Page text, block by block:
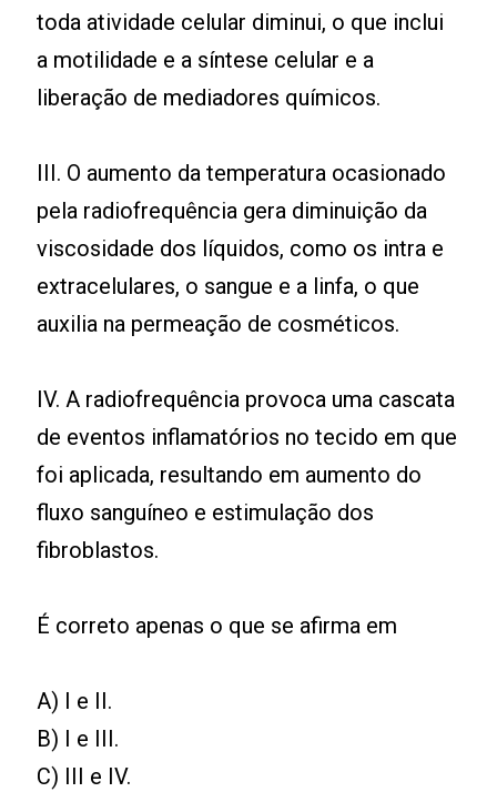
toda atividade celular diminui, o que inclui
a motilidade e a síntese celular e a
liberação de mediadores químicos.
III. O aumento da temperatura ocasionado
pela radiofrequência gera diminuição da
viscosidade dos líquidos, como os intra e
extracelulares, o sangue e a linfa, o que
auxilia na permeação de cosméticos.
IV. A radiofrequência provoca uma cascata
de eventos inflamatórios no tecido em que
foi aplicada, resultando em aumento do
fluxo sanguíneo e estimulação dos
fibroblastos.
É correto apenas o que se afirma em
A) I e II.
B) I e III.
C) III e IV.